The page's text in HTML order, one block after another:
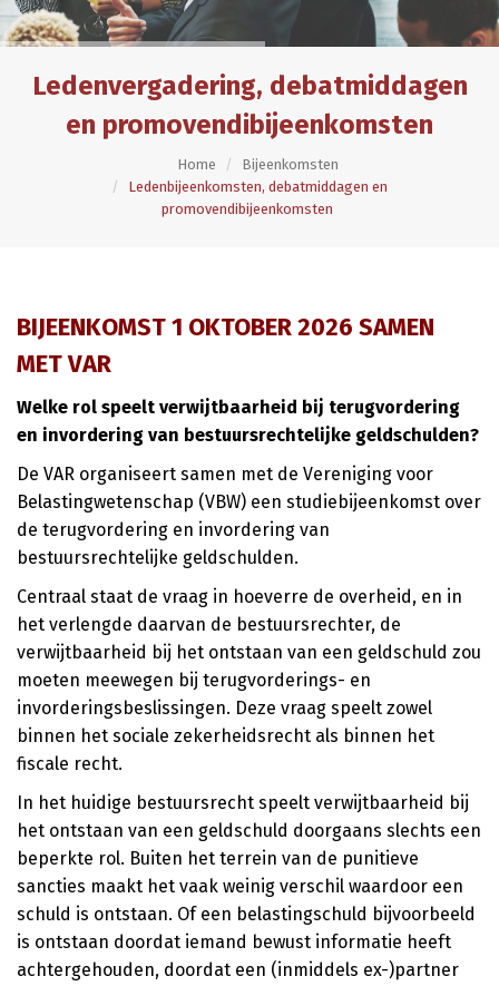
Ledenvergadering, debatmiddagen
en promovendibijeenkomsten
Home
Bijeenkomsten
Ledenbijeenkomsten, debatmiddagen en
promovendibijeenkomsten
BIJEENKOMST 1 OKTOBER 2026 SAMEN
MET VAR
Welke rol speelt verwijtbaarheid bij terugvordering
en invordering van bestuursrechtelijke geldschulden?
De VAR organiseert samen met de Vereniging voor
Belastingwetenschap (VBW) een studiebijeenkomst over
de terugvordering en invordering van
bestuursrechtelijke geldschulden.
Centraal staat de vraag in hoeverre de overheid, en in
het verlengde daarvan de bestuursrechter, de
verwijtbaarheid bij het ontstaan van een geldschuld zou
moeten meewegen bij terugvorderings- en
invorderingsbeslissingen. Deze vraag speelt zowel
binnen het sociale zekerheidsrecht als binnen het
fiscale recht.
In het huidige bestuursrecht speelt verwijtbaarheid bij
het ontstaan van een geldschuld doorgaans slechts een
beperkte rol. Buiten het terrein van de punitieve
sancties maakt het vaak weinig verschil waardoor een
schuld is ontstaan. Of een belastingschuld bijvoorbeeld
is ontstaan doordat iemand bewust informatie heeft
achtergehouden, doordat een (inmiddels ex-)partner